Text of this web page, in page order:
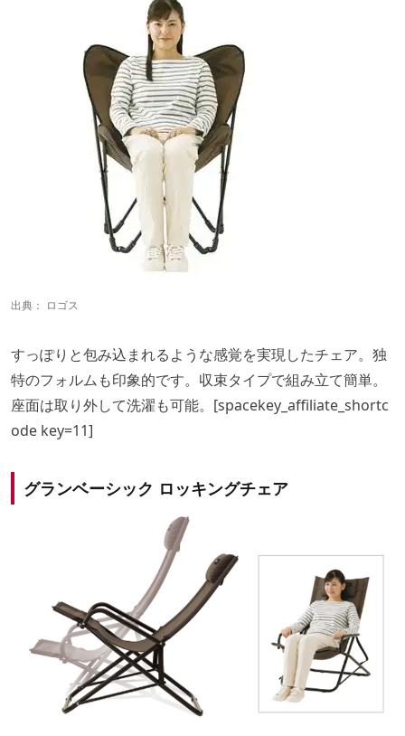
出典： ロゴス
すっぽりと包み込まれるような感覚を実現したチェア。独
特のフォルムも印象的です。収束タイプで組み立て簡単。
座面は取り外して洗濯も可能。[spacekey_affiliate_shortc
ode key=11]
グランベーシック ロッキングチェア